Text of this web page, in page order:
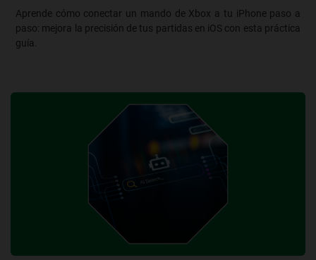
Aprende cómo conectar un mando de Xbox a tu iPhone paso a
paso: mejora la precisión de tus partidas en iOS con esta práctica
guía.